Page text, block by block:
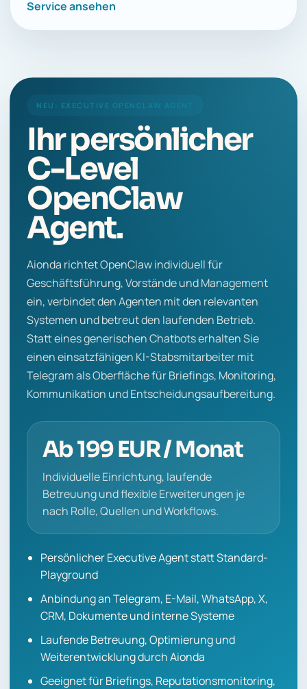
Service ansehen
NEU: EXECUTIVE OPENCLAW AGENT
Ihr persönlicher
C-Level
OpenClaw
Agent.
Aionda richtet OpenClaw individuell für
Geschäftsführung, Vorstände und Management
ein, verbindet den Agenten mit den relevanten
Systemen und betreut den laufenden Betrieb.
Statt eines generischen Chatbots erhalten Sie
einen einsatzfähigen KI-Stabsmitarbeiter mit
Telegram als Oberfläche für Briefings, Monitoring,
Kommunikation und Entscheidungsaufbereitung.
Ab 199 EUR / Monat
Individuelle Einrichtung, laufende
Betreuung und flexible Erweiterungen je
nach Rolle, Quellen und Workflows.
Persönlicher Executive Agent statt Standard-
Playground
Anbindung an Telegram, E-Mail, WhatsApp, X,
CRM, Dokumente und interne Systeme
Laufende Betreuung, Optimierung und
Weiterentwicklung durch Aionda
Geeignet für Briefings, Reputationsmonitoring,